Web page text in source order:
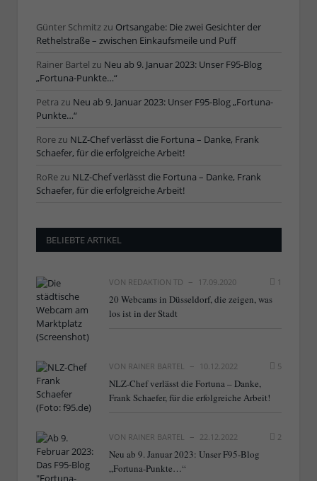
Günter Schmitzzu Ortsangabe: Die zwei Gesichter der
Rethelstraße – zwischen Einkaufsmeile und Puff
Rainer Bartel zu Neu ab 9. Januar 2023: Unser F95-Blog
„Fortuna-Punkte…“
Petra zu Neu ab 9. Januar 2023: Unser F95-Blog „Fortuna-
Punkte…“
Rorezu NLZ-Chef verlässt die Fortuna – Danke, Frank
Schaefer, für die erfolgreiche Arbeit!
RoRezu NLZ-Chef verlässt die Fortuna – Danke, Frank
Schaefer, für die erfolgreiche Arbeit!
BELIEBTE ARTIKEL
VON REDAKTION TD 17.09.2020 1
20 Webcams in Düsseldorf, die zeigen, was
los ist in der Stadt
VON RAINER BARTEL 10.12.2022 5
NLZ-Chef verlässt die Fortuna – Danke,
Frank Schaefer, für die erfolgreiche Arbeit!
VON RAINER BARTEL 22.12.2022 2
Neu ab 9. Januar 2023: Unser F95-Blog
„Fortuna-Punkte…“